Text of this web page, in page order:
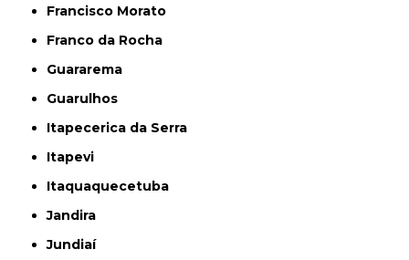
Francisco Morato
Franco da Rocha
Guararema
Guarulhos
Itapecerica da Serra
Itapevi
Itaquaquecetuba
Jandira
Jundiaí